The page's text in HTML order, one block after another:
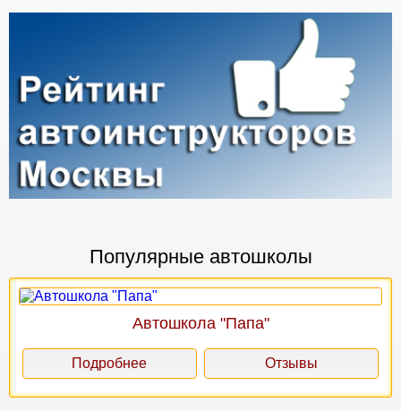
Популярные автошколы
Автошкола "Папа"
Подробнее Отзывы